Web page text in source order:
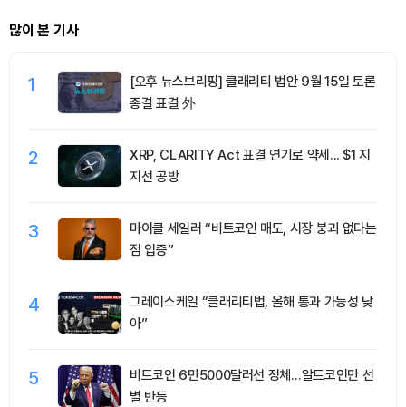
많이 본 기사
1
[오후 뉴스브리핑] 클래리티 법안 9월 15일 토론
종결 표결 外
2
XRP, CLARITY Act 표결 연기로 약세... $1 지
지선 공방
3
마이클 세일러 “비트코인 매도, 시장 붕괴 없다는
점 입증”
4
그레이스케일 “클래리티법, 올해 통과 가능성 낮
아”
5
비트코인 6만5000달러선 정체…알트코인만 선
별 반등